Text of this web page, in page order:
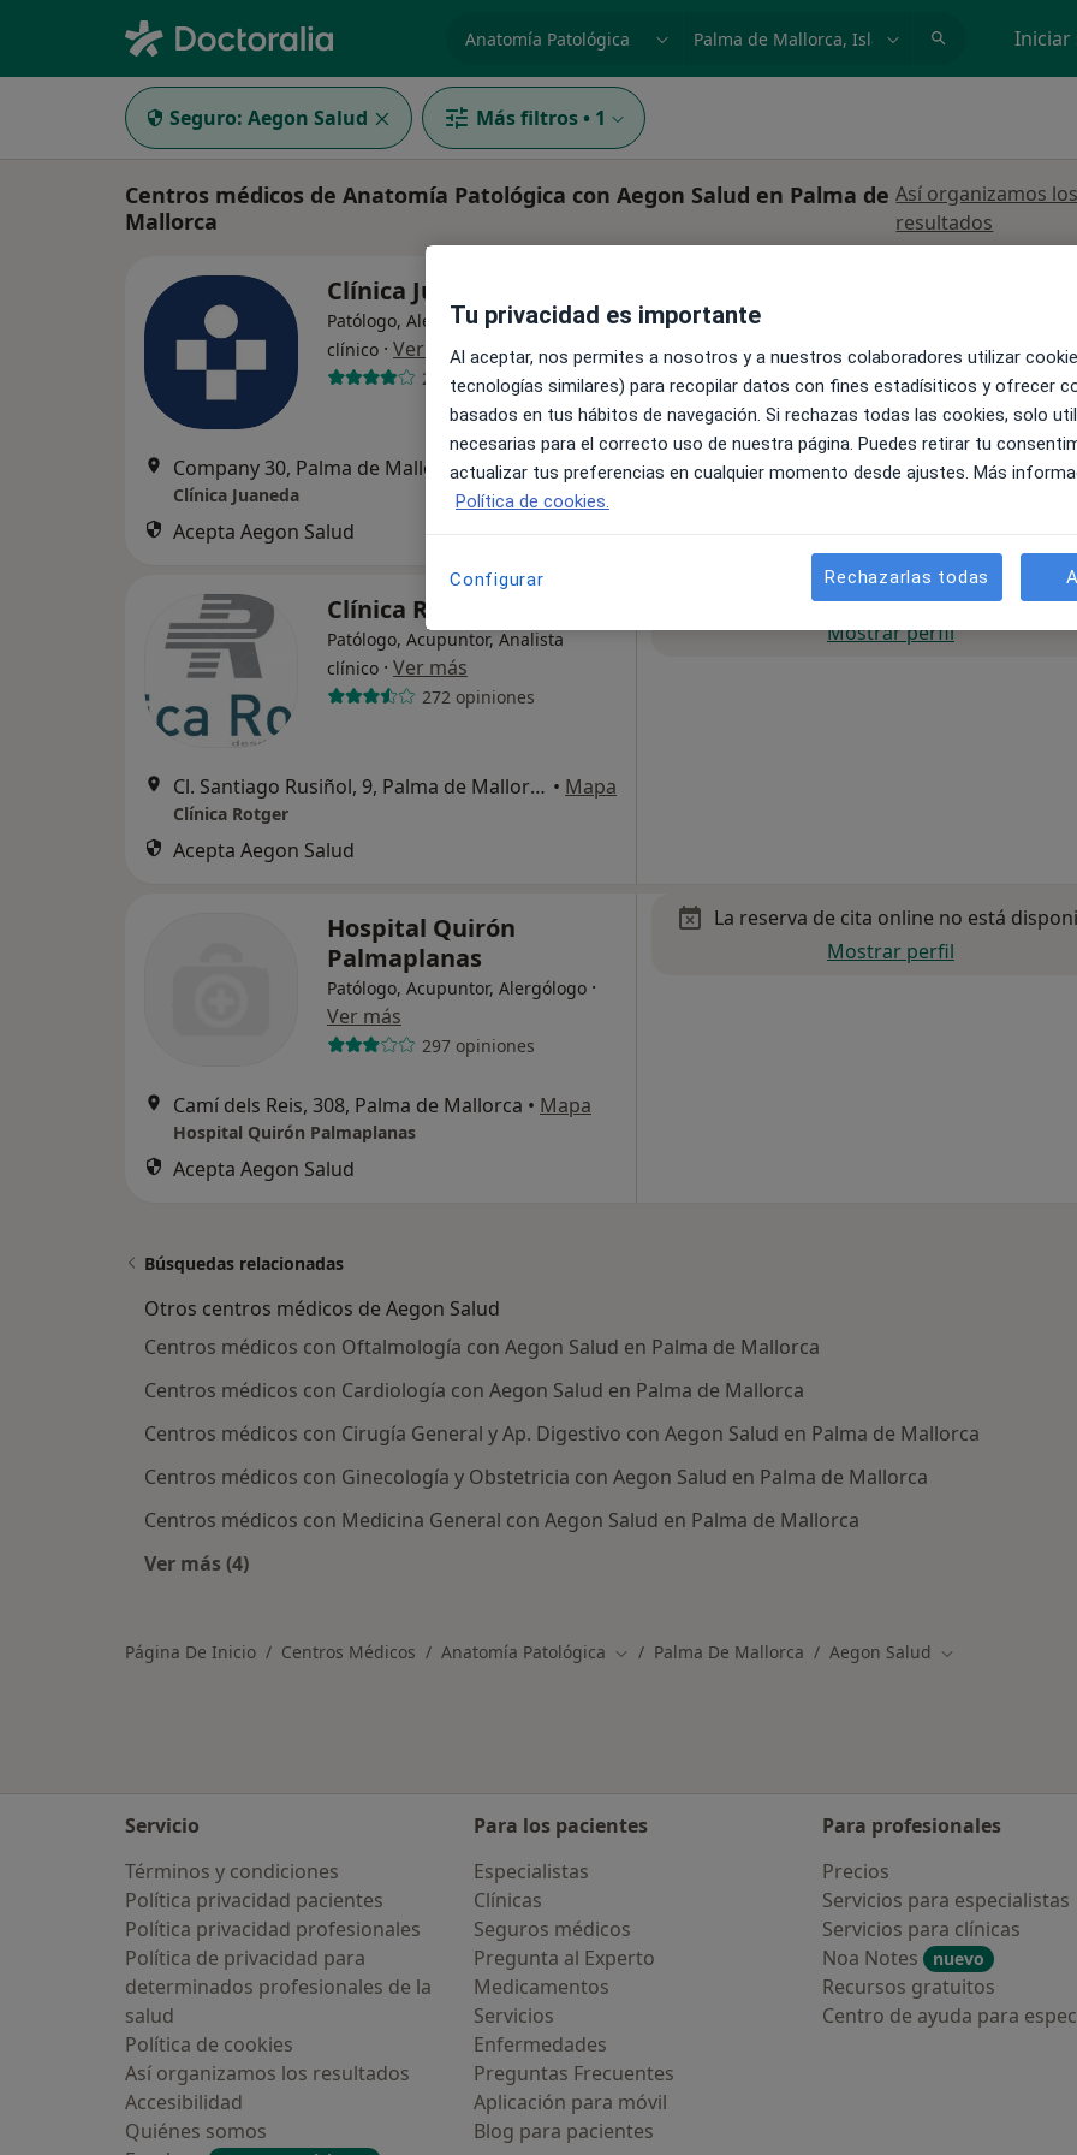
especialidad, enfermedad o nombre Iniciar
Seguro: Aegon Salud Más filtros • 1
Centros médicos de Anatomía Patológica con Aegon Salud en Palma de
Mallorca
Así organizamos los
resultados
Clínica Juaneda
Patólogo, Alergólogo, Analista
clínico · Ver más
242 opiniones
Company 30, Palma de Mallorca • Mapa
Clínica Juaneda
Acepta Aegon Salud
Clínica Rotger
Patólogo, Acupuntor, Analista
clínico · Ver más
272 opiniones
Cl. Santiago Rusiñol, 9, Palma de Mallorca • Mapa
Clínica Rotger
Acepta Aegon Salud
La reserva de cita online no está
Mostrar perfil
Hospital Quirón
Palmaplanas
Patólogo, Acupuntor, Alergólogo ·
Ver más
297 opiniones
Camí dels Reis, 308, Palma de Mallorca • Mapa
Hospital Quirón Palmaplanas
Acepta Aegon Salud
La reserva de cita online no está
Mostrar perfil
Búsquedas relacionadas
Otros centros médicos de Aegon Salud
Centros médicos con Oftalmología con Aegon Salud en Palma de Mallorca
Centros médicos con Cardiología con Aegon Salud en Palma de Mallorca
Centros médicos con Cirugía General y Ap. Digestivo con Aegon Salud en Palma de Mallorca
Centros médicos con Ginecología y Obstetricia con Aegon Salud en Palma de Mallorca
Centros médicos con Medicina General con Aegon Salud en Palma de Mallorca
Ver más (4)
Página De Inicio Centros Médicos Anatomía Patológica Cambiar de ciudad
Palma De Mallorca Aegon Salud Cambiar de
Servicio
Términos y condiciones
Política privacidad pacientes
Política privacidad profesionales
Política de privacidad para
determinados profesionales de la
salud
Política de cookies
Así organizamos los resultados
Accesibilidad
Quiénes somos
Para los pacientes
Especialistas
Clínicas
Seguros médicos
Pregunta al Experto
Medicamentos
Servicios
Enfermedades
Preguntas Frecuentes
Aplicación para móvil
Blog para pacientes
Para profesionales
Precios
Servicios para especialistas
Servicios para clínicas
Noa Notes
nuevo
Recursos gratuitos
Centro de ayuda para
Tu privacidad es importante
Al aceptar, nos permites a nosotros y a nuestros colaboradores utilizar
tecnologías similares) para recopilar datos con fines estadísiticos y ofrecer
basados en tus hábitos de navegación. Si rechazas todas las cookies, solo
necesarias para el correcto uso de nuestra página. Puedes retirar tu
actualizar tus preferencias en cualquier momento desde ajustes. Más
Política de cookies.
Configurar Rechazarlas todas